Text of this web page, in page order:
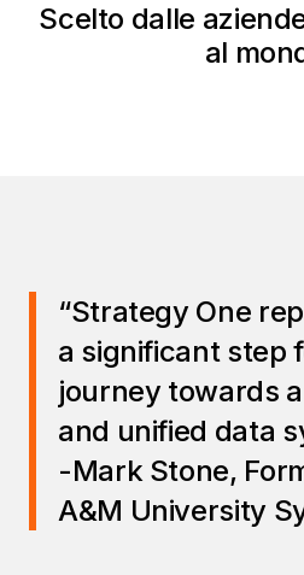
Scelto dalle
al
“Data is the
business—it’s the
everything we do.
Strategy One
data in a safe,
consistent, and